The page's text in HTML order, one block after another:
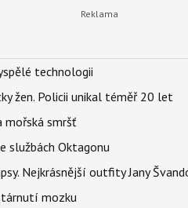
technologii
žen. Policii unikal téměř 20 let
mořská smršť
službách Oktagonu
Nejkrásnější outfity Jany
mozku